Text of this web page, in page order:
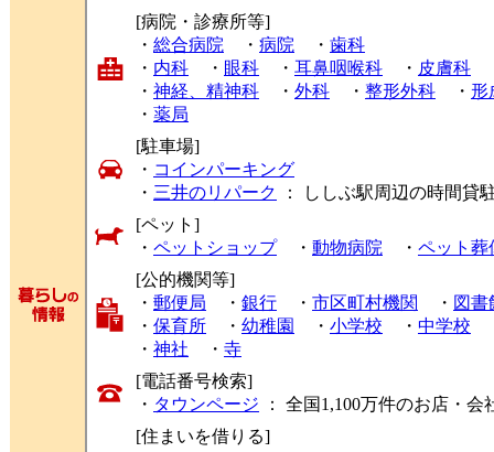
[病院・診療所等]
・ 総合病院 ・ 病院 ・ 歯科
・ 内科 ・ 眼科 ・ 耳鼻咽喉科 ・ 皮膚科
・ 神経、精神科 ・ 外科 ・ 整形外科 ・ 形
・ 薬局
[駐車場]
・ コインパーキング
・ 三井のリパーク
： ししぶ駅周辺の時間貸
[ペット]
・ ペットショップ・ 動物病院 ・ ペット葬
[公的機関等]
・ 郵便局 ・ 銀行 ・ 市区町村機関 ・ 図書
・ 保育所 ・ 幼稚園 ・ 小学校 ・ 中学校
・ 神社 ・ 寺
[電話番号検索]
・ タウンページ ： 全国1,100万件のお店・
[住まいを借りる]